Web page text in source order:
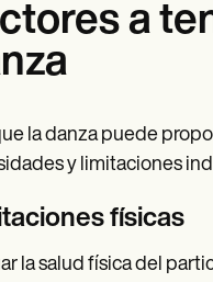
a
la danza puede
y limitaciones
físicas
la salud física del